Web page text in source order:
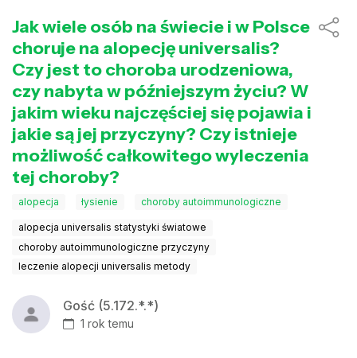
Jak wiele osób na świecie i w Polsce
choruje na alopecję universalis?
Czy jest to choroba urodzeniowa,
czy nabyta w późniejszym życiu? W
jakim wieku najczęściej się pojawia i
jakie są jej przyczyny? Czy istnieje
możliwość całkowitego wyleczenia
tej choroby?
alopecja łysienie choroby autoimmunologiczne
alopecja universalis statystyki światowe
choroby autoimmunologiczne przyczyny
leczenie alopecji universalis metody
Gość (5.172.*.*)
1 rok temu